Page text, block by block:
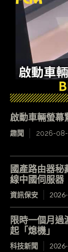
啟動車輛螢幕
趣聞 2026-
國產路由器秘
線中國伺服器
資訊保安
限時一個月過
起「熄機」
科技新聞